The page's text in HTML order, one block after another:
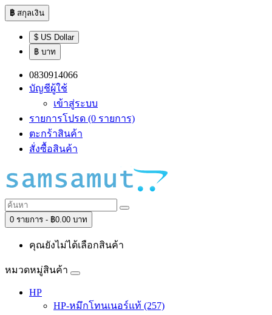
฿ สกุลเงิน
$ US Dollar
฿ บาท
0830914066
บัญชีผู้ใช้
เข้าสู่ระบบ
รายการโปรด (0 รายการ)
ตะกร้าสินค้า
สั่งซื้อสินค้า
0 รายการ - ฿0.00 บาท
คุณยังไม่ได้เลือกสินค้า
หมวดหมู่สินค้า
HP
HP-หมึกโทนเนอร์แท้ (257)